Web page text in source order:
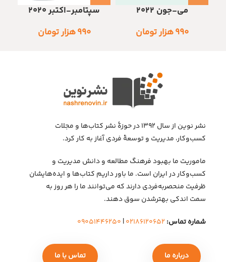
می-جون 2022
۹۹۰هزار تومان
سپتامبر-اکتبر 2020
۹۹۰هزار تومان
نشر نوین از سال ۱۳۹۲ در حوزهٔ نشر کتاب‌ها و مجلات
کسب‌وکار، مدیریت و توسعهٔ فردی آغاز به کار کرد.
ماموریت ما بهبود فرهنگ مطالعه و دانش مدیریت و
کسب‌وکار در ایران است. ما باور داریم کتاب‌ها و ایده‌هایشان
ظرفیت منحصربه‌فردی دارند که می‌توانند ما را هر روز به
سمت اندکی بهتر‌شدن سوق دهند.
شماره تماس: ۰۲۱۸۶۱۲۰۶۵۲| ۰۹۰۵۱۴۴۶۲۵۰
درباره ما تماس با ما